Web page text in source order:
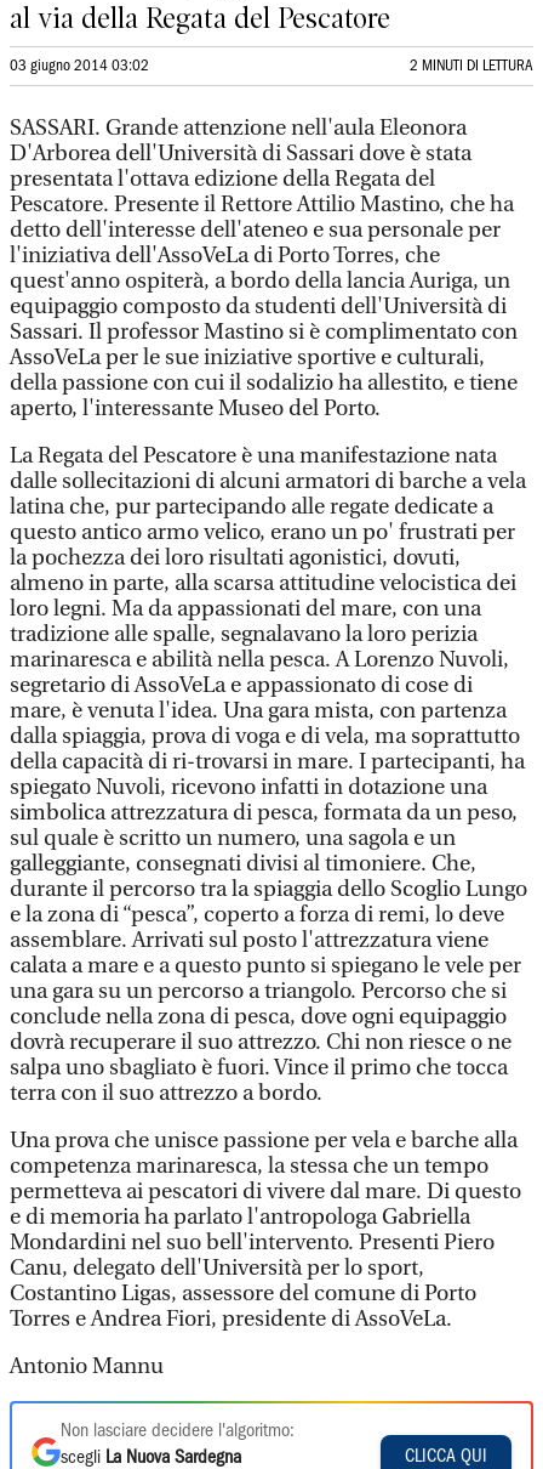
al via della Regata del Pescatore
03 giugno 2014 03:02 2 MINUTI DI LETTURA
SASSARI. Grande attenzione nell'aula Eleonora
D'Arborea dell'Università di Sassari dove è stata
presentata l'ottava edizione della Regata del
Pescatore. Presente il Rettore Attilio Mastino, che ha
detto dell'interesse dell'ateneo e sua personale per
l'iniziativa dell'AssoVeLa di Porto Torres, che
quest'anno ospiterà, a bordo della lancia Auriga, un
equipaggio composto da studenti dell'Università di
Sassari. Il professor Mastino si è complimentato con
AssoVeLa per le sue iniziative sportive e culturali,
della passione con cui il sodalizio ha allestito, e tiene
aperto, l'interessante Museo del Porto.
La Regata del Pescatore è una manifestazione nata
dalle sollecitazioni di alcuni armatori di barche a vela
latina che, pur partecipando alle regate dedicate a
questo antico armo velico, erano un po' frustrati per
la pochezza dei loro risultati agonistici, dovuti,
almeno in parte, alla scarsa attitudine velocistica dei
loro legni. Ma da appassionati del mare, con una
tradizione alle spalle, segnalavano la loro perizia
marinaresca e abilità nella pesca. A Lorenzo Nuvoli,
segretario di AssoVeLa e appassionato di cose di
mare, è venuta l'idea. Una gara mista, con partenza
dalla spiaggia, prova di voga e di vela, ma soprattutto
della capacità di ri-trovarsi in mare. I partecipanti, ha
spiegato Nuvoli, ricevono infatti in dotazione una
simbolica attrezzatura di pesca, formata da un peso,
sul quale è scritto un numero, una sagola e un
galleggiante, consegnati divisi al timoniere. Che,
durante il percorso tra la spiaggia dello Scoglio Lungo
e la zona di “pesca”, coperto a forza di remi, lo deve
assemblare. Arrivati sul posto l'attrezzatura viene
calata a mare e a questo punto si spiegano le vele per
una gara su un percorso a triangolo. Percorso che si
conclude nella zona di pesca, dove ogni equipaggio
dovrà recuperare il suo attrezzo. Chi non riesce o ne
salpa uno sbagliato è fuori. Vince il primo che tocca
terra con il suo attrezzo a bordo.
Una prova che unisce passione per vela e barche alla
competenza marinaresca, la stessa che un tempo
permetteva ai pescatori di vivere dal mare. Di questo
e di memoria ha parlato l'antropologa Gabriella
Mondardini nel suo bell'intervento. Presenti Piero
Canu, delegato dell'Università per lo sport,
Costantino Ligas, assessore del comune di Porto
Torres e Andrea Fiori, presidente di AssoVeLa.
Antonio Mannu
Non lasciare decidere l'algoritmo:
scegli La Nuova Sardegna CLICCA QUI